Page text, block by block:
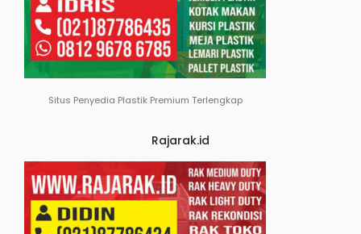
Situs Penyedia Plastik Premium Terlengkap
Rajarak.id